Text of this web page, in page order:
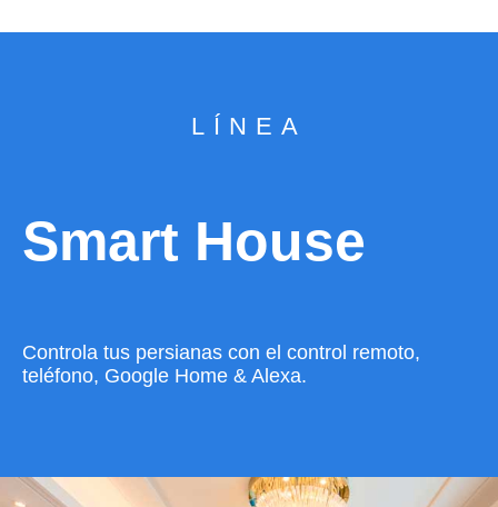
LÍNEA
Smart House
Controla tus persianas con el control remoto,
teléfono, Google Home & Alexa.